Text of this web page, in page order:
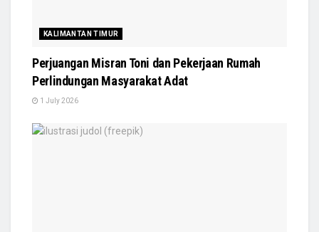
KALIMANTAN TIMUR
Perjuangan Misran Toni dan Pekerjaan Rumah
Perlindungan Masyarakat Adat
1 July 2026